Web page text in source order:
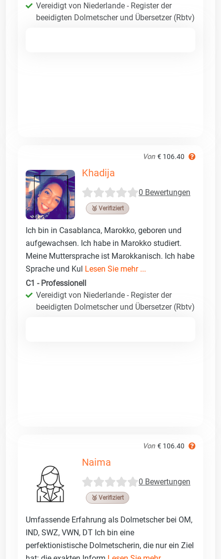
Vereidigt von Niederlande - Register der
beeidigten Dolmetscher und Übersetzer (Rbtv)
Von € 106.40
Khadija
0 Bewertungen
🥉 Verifiziert
Ich bin in Casablanca, Marokko, geboren und
aufgewachsen. Ich habe in Marokko studiert.
Meine Muttersprache ist Marokkanisch. Ich habe
Sprache und Kul Lesen Sie mehr ...
C1 - Professionell
Vereidigt von Niederlande - Register der
beeidigten Dolmetscher und Übersetzer (Rbtv)
Von € 106.40
Naima
0 Bewertungen
🥉 Verifiziert
Umfassende Erfahrung als Dolmetscher bei OM,
IND, SWZ, VWN, DT Ich bin eine
perfektionistische Dolmetscherin, die nur ein Ziel